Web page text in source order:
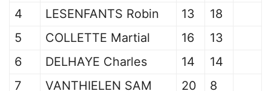
4
LESENFANTS Robin 13
18
5
COLLETTE Martial 16
13
6
DELHAYE Charles 14
14
7
VANTHIELEN SAM 20
8